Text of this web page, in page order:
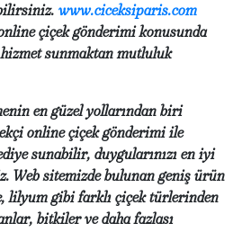
www.ciceksiparis.com
çiçek gönderimi konusunda
sunmaktan mutluluk
en güzel yollarından biri
online çiçek gönderimi ile
sunabilir, duygularınızı en iyi
Web sitemizde bulunan geniş ürün
lilyum gibi farklı çiçek türlerinden
bitkiler ve daha fazlası